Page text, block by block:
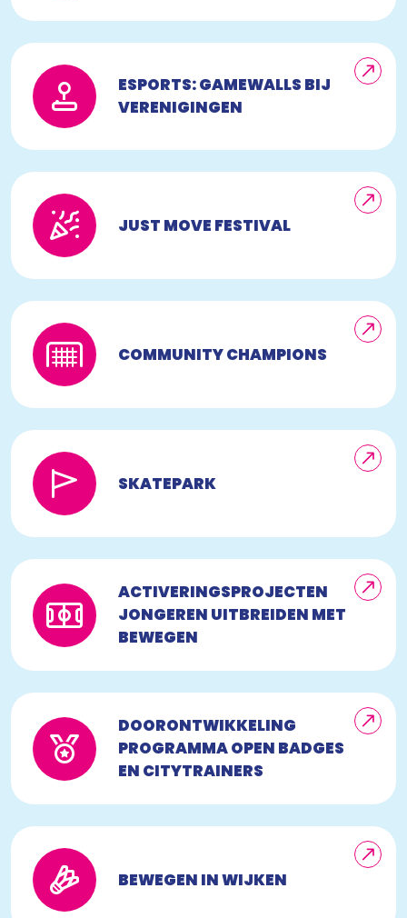
ESPORTS: GAMEWALLS BIJ
VERENIGINGEN
JUST MOVE FESTIVAL
COMMUNITY CHAMPIONS
SKATEPARK
ACTIVERINGSPROJECTEN
JONGEREN UITBREIDEN MET
BEWEGEN
DOORONTWIKKELING
PROGRAMMA OPEN BADGES
EN CITYTRAINERS
BEWEGEN IN WIJKEN